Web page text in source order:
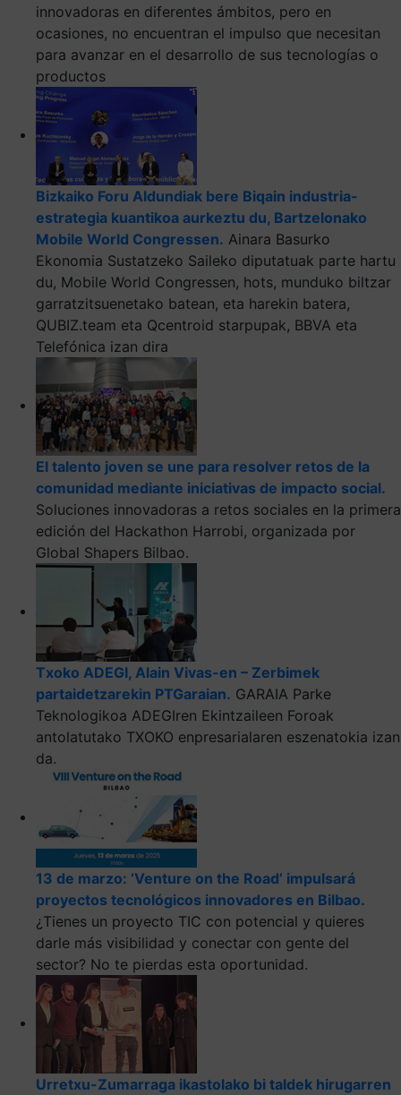
innovadoras en diferentes ámbitos, pero en
ocasiones, no encuentran el impulso que necesitan
para avanzar en el desarrollo de sus tecnologías o
productos
Bizkaiko Foru Aldundiak bere Biqain industria-
estrategia kuantikoa aurkeztu du, Bartzelonako
Mobile World Congressen. Ainara Basurko
Ekonomia Sustatzeko Saileko diputatuak parte hartu
du, Mobile World Congressen, hots, munduko biltzar
garratzitsuenetako batean, eta harekin batera,
QUBIZ.team eta Qcentroid starpupak, BBVA eta
Telefónica izan dira
El talento joven se une para resolver retos de la
comunidad mediante iniciativas de impacto social.
Soluciones innovadoras a retos sociales en la primera
edición del Hackathon Harrobi, organizada por
Global Shapers Bilbao.
Txoko ADEGI, Alain Vivas-en – Zerbimek
partaidetzarekin PTGaraian. GARAIA Parke
Teknologikoa ADEGIren Ekintzaileen Foroak
antolatutako TXOKO enpresarialaren eszenatokia izan
da.
13 de marzo: ‘Venture on the Road’ impulsará
proyectos tecnológicos innovadores en Bilbao.
¿Tienes un proyecto TIC con potencial y quieres
darle más visibilidad y conectar con gente del
sector? No te pierdas esta oportunidad.
Urretxu-Zumarraga ikastolako bi taldek hirugarren